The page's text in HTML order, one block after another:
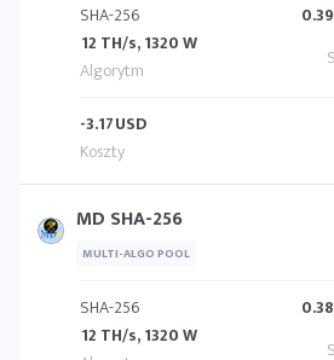
SHA-256
12 TH/s, 1320 W
0.39
-3.17USD
MD SHA-256
MULTI-ALGO POOL
SHA-256
12 TH/s, 1320 W
0.38